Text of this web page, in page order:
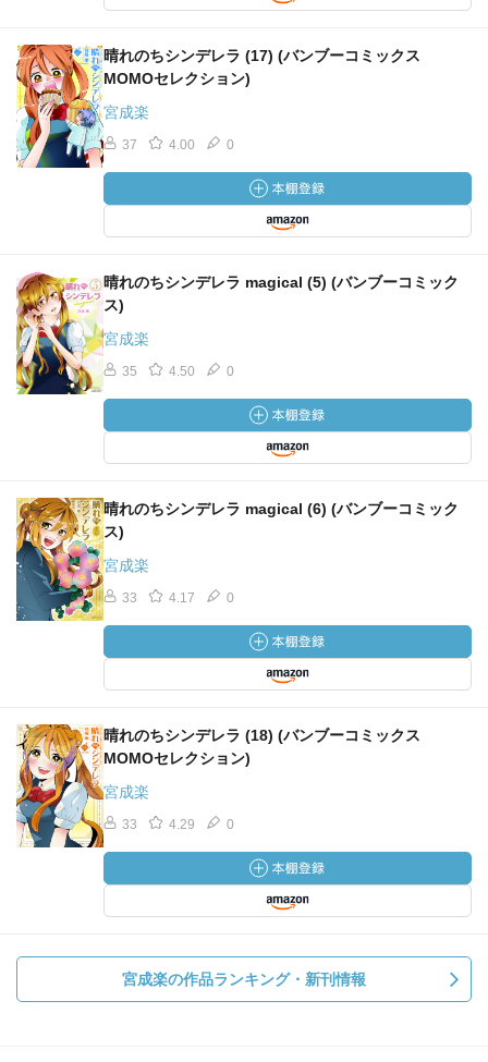
晴れのちシンデレラ (17) (バンブーコミックス
MOMOセレクション)
宮成楽
37 4.00 0
晴れのちシンデレラ magical (5) (バンブーコミック
ス)
宮成楽
35 4.50 0
晴れのちシンデレラ magical (6) (バンブーコミック
ス)
宮成楽
33 4.17 0
晴れのちシンデレラ (18) (バンブーコミックス
MOMOセレクション)
宮成楽
33 4.29 0
宮成楽の作品ランキング・新刊情報